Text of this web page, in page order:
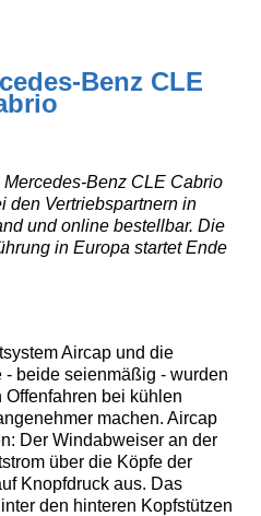
Benz CLE
Mercedes-Benz CLE Cabrio
den Vertriebspartnern in
und online bestellbar. Die
in Europa startet Ende
Aircap und die
- beide seienmäßig - wurden
bei kühlen
machen. Aircap
Der Windabweiser an der
über die Köpfe der
Knopfdruck aus. Das
den hinteren Kopfstützen